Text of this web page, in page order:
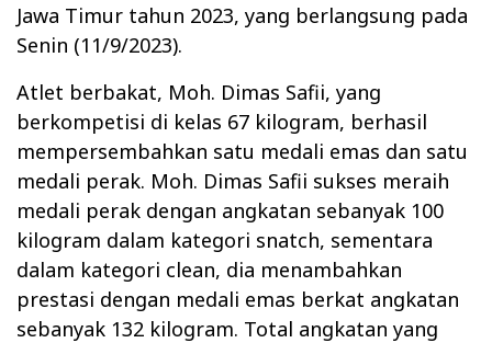
Jawa Timur tahun 2023, yang berlangsung pada
Senin (11/9/2023).
Atlet berbakat, Moh. Dimas Safii, yang
berkompetisi di kelas 67 kilogram, berhasil
mempersembahkan satu medali emas dan satu
medali perak. Moh. Dimas Safii sukses meraih
medali perak dengan angkatan sebanyak 100
kilogram dalam kategori snatch, sementara
dalam kategori clean, dia menambahkan
prestasi dengan medali emas berkat angkatan
sebanyak 132 kilogram. Total angkatan yang